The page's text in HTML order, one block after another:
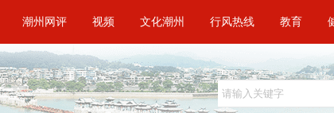
潮州网评 视频 文化潮州 行风热线 教育